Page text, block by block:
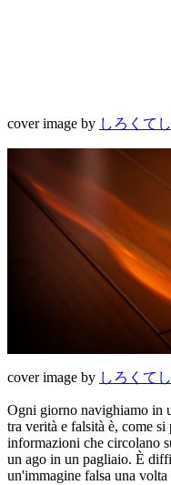
cover image by しろくて
cover image by しろくて
Ogni giorno navighiamo in
tra verità e falsità è, come
informazioni che circolano
un ago in un pagliaio. È
un'immagine falsa una volta